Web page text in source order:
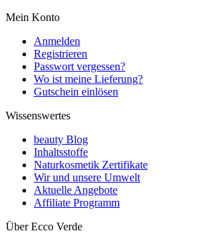
Mein Konto
Anmelden
Registrieren
Passwort vergessen?
Wo ist meine Lieferung?
Gutschein einlösen
Wissenswertes
beauty Blog
Inhaltsstoffe
Naturkosmetik Zertifikate
Wir und unsere Umwelt
Aktuelle Angebote
Affiliate Programm
Über Ecco Verde